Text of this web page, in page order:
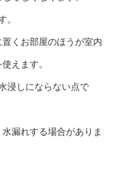
。
くお部屋のほうが室内
えます。
浸しにならない点で
漏れする場合がありま